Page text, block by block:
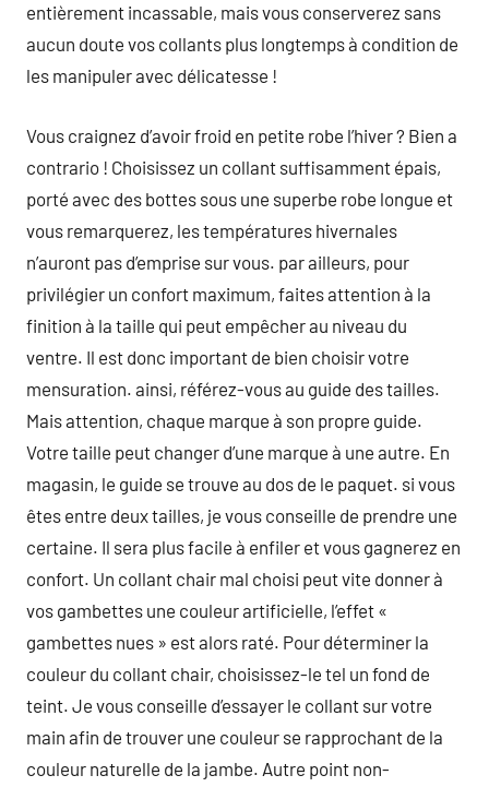
entièrement incassable, mais vous conserverez sans
aucun doute vos collants plus longtemps à condition de
les manipuler avec délicatesse !
Vous craignez d’avoir froid en petite robe l’hiver ? Bien a
contrario ! Choisissez un collant suffisamment épais,
porté avec des bottes sous une superbe robe longue et
vous remarquerez, les températures hivernales
n’auront pas d’emprise sur vous. par ailleurs, pour
privilégier un confort maximum, faites attention à la
finition à la taille qui peut empêcher au niveau du
ventre. Il est donc important de bien choisir votre
mensuration. ainsi, référez-vous au guide des tailles.
Mais attention, chaque marque à son propre guide.
Votre taille peut changer d’une marque à une autre. En
magasin, le guide se trouve au dos de le paquet. si vous
êtes entre deux tailles, je vous conseille de prendre une
certaine. Il sera plus facile à enfiler et vous gagnerez en
confort. Un collant chair mal choisi peut vite donner à
vos gambettes une couleur artificielle, l’effet «
gambettes nues » est alors raté. Pour déterminer la
couleur du collant chair, choisissez-le tel un fond de
teint. Je vous conseille d’essayer le collant sur votre
main afin de trouver une couleur se rapprochant de la
couleur naturelle de la jambe. Autre point non-